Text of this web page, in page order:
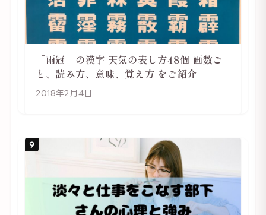
「雨冠」の漢字 天気の表し方48個 画数ご
と、読み方、意味、覚え方 をご紹介
2018年2月4日
9